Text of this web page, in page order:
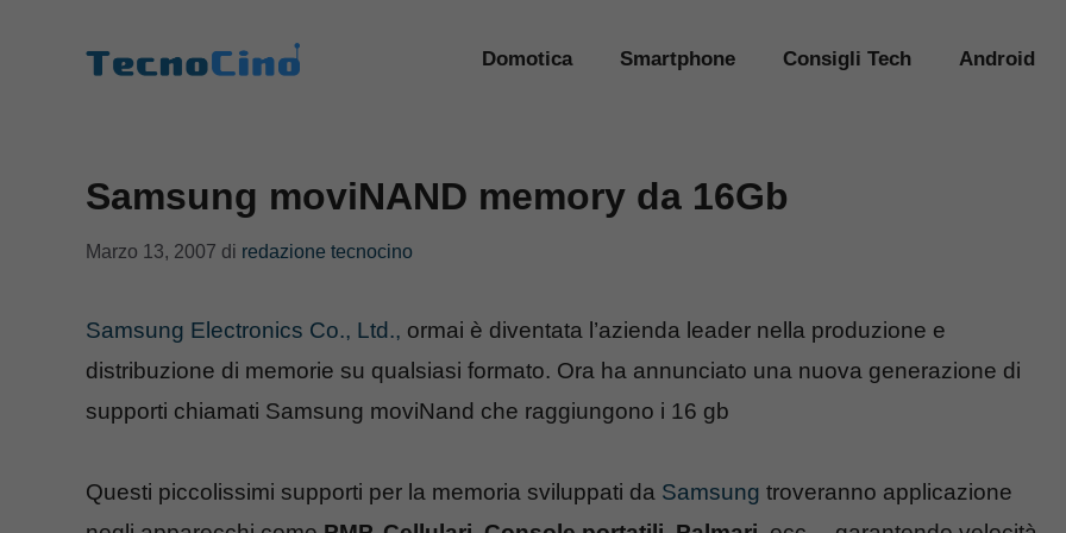
Domotica Smartphone Consigli Tech Android
Samsung moviNAND memory da 16Gb
Marzo 13, 2007 di redazione tecnocino
Samsung Electronics Co., Ltd., ormai è diventata l’azienda leader nella produzione e
distribuzione di memorie su qualsiasi formato. Ora ha annunciato una nuova generazione di
supporti chiamati Samsung moviNand che raggiungono i 16 gb
Questi piccolissimi supporti per la memoria sviluppati da Samsung troveranno applicazione